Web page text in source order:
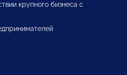
крупного бизнеса с